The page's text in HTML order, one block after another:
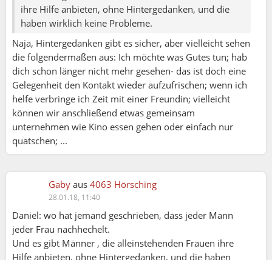
ihre Hilfe anbieten, ohne Hintergedanken, und die
haben wirklich keine Probleme.
Naja, Hintergedanken gibt es sicher, aber vielleicht sehen
die folgendermaßen aus: Ich möchte was Gutes tun; hab
dich schon länger nicht mehr gesehen- das ist doch eine
Gelegenheit den Kontakt wieder aufzufrischen; wenn ich
helfe verbringe ich Zeit mit einer Freundin; vielleicht
können wir anschließend etwas gemeinsam
unternehmen wie Kino essen gehen oder einfach nur
quatschen; ...
Gaby aus 4063 Hörsching
28.01.18, 11:40
Daniel: wo hat jemand geschrieben, dass jeder Mann
jeder Frau nachhechelt.
Und es gibt Männer , die alleinstehenden Frauen ihre
Hilfe anbieten, ohne Hintergedanken, und die haben